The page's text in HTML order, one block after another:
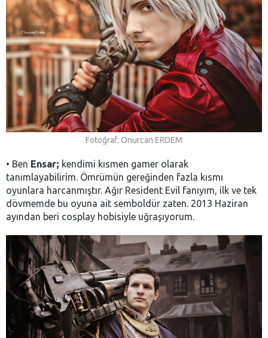
Fotoğraf: Onurcan ERDEM
• Ben Ensar; kendimi kısmen gamer olarak
tanımlayabilirim. Ömrümün gereğinden fazla kısmı
oyunlara harcanmıştır. Ağır Resident Evil fanıyım, ilk ve tek
dövmemde bu oyuna ait semboldür zaten. 2013 Haziran
ayından beri cosplay hobisiyle uğraşıyorum.